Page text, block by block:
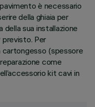
è necessario
della ghiaia per
sua installazione
previsto. Per
cartongesso (spessore
come
kit cavi in